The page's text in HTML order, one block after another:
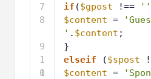
7
8
9
1
0
1
if ($gpost !== ''
$content =
' . $content ;
}
elseif
($spost
$content =